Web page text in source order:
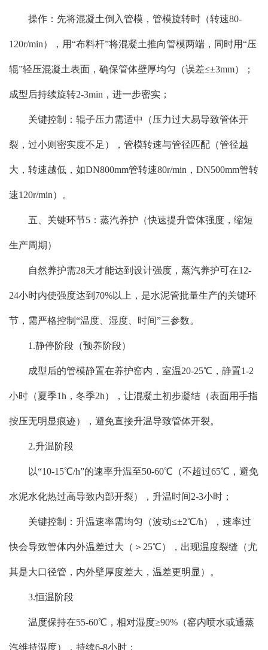
操作：先将混凝土倒入管模，管模旋转时（转速80-
120r/min），用“布料杆”将混凝土推向管模两端，同时用“压
辊”轻压混凝土表面，确保管体壁厚均匀（误差≤±3mm）；
成型后持续旋转2-3min，进一步密实；
关键控制：辊子压力需适中（压力过大易导致管体开
裂，过小则密实度不足），管模转速与管径匹配（管径越
大，转速越低，如DN800mm管转速80r/min，DN500mm管转
速120r/min）。
五、关键环节5：蒸汽养护（快速提升管体强度，缩短
生产周期）
自然养护需28天才能达到设计强度，蒸汽养护可在12-
24小时内使强度达到70%以上，是水泥管批量生产的关键环
节，需严格控制“温度、湿度、时间”三参数。
1.静停阶段（预养阶段）
成型后的管模静置在养护窑内，室温20-25℃，静置1-2
小时（夏季1h，冬季2h），让混凝土初步凝结（表面用手指
按压无明显痕迹），避免直接升温导致管体开裂。
2.升温阶段
以“10-15℃/h”的速率升温至50-60℃（不超过65℃，避免
水泥水化热过高导致内部开裂），升温时间2-3小时；
关键控制：升温速率需均匀（波动≤±2℃/h），速率过
快会导致管体内外温差过大（＞25℃），出现温度裂缝（尤
其是大口径管，内外壁厚度差大，温差更明显）。
3.恒温阶段
温度保持在55-60℃，相对湿度≥90%（窑内喷水或通蒸
汽维持湿度），持续6-8小时；